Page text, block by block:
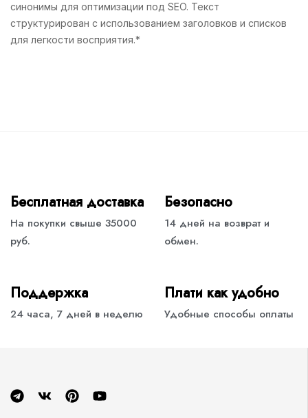
синонимы для оптимизации под SEO. Текст
структурирован с использованием заголовков и списков
для легкости восприятия.*
Бесплатная доставка
На покупки свыше 35000
руб.
Безопасно
14 дней на возврат и
обмен.
Поддержка
24 часа, 7 дней в неделю
Плати как удобно
Удобные способы оплаты